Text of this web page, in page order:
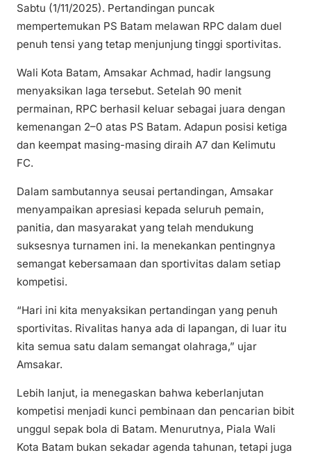
Sabtu (1/11/2025). Pertandingan puncak
mempertemukan PS Batam melawan RPC dalam duel
penuh tensi yang tetap menjunjung tinggi sportivitas.
Wali Kota Batam, Amsakar Achmad, hadir langsung
menyaksikan laga tersebut. Setelah 90 menit
permainan, RPC berhasil keluar sebagai juara dengan
kemenangan 2–0 atas PS Batam. Adapun posisi ketiga
dan keempat masing-masing diraih A7 dan Kelimutu
FC.
Dalam sambutannya seusai pertandingan, Amsakar
menyampaikan apresiasi kepada seluruh pemain,
panitia, dan masyarakat yang telah mendukung
suksesnya turnamen ini. Ia menekankan pentingnya
semangat kebersamaan dan sportivitas dalam setiap
kompetisi.
“Hari ini kita menyaksikan pertandingan yang penuh
sportivitas. Rivalitas hanya ada di lapangan, di luar itu
kita semua satu dalam semangat olahraga,” ujar
Amsakar.
Lebih lanjut, ia menegaskan bahwa keberlanjutan
kompetisi menjadi kunci pembinaan dan pencarian bibit
unggul sepak bola di Batam. Menurutnya, Piala Wali
Kota Batam bukan sekadar agenda tahunan, tetapi juga